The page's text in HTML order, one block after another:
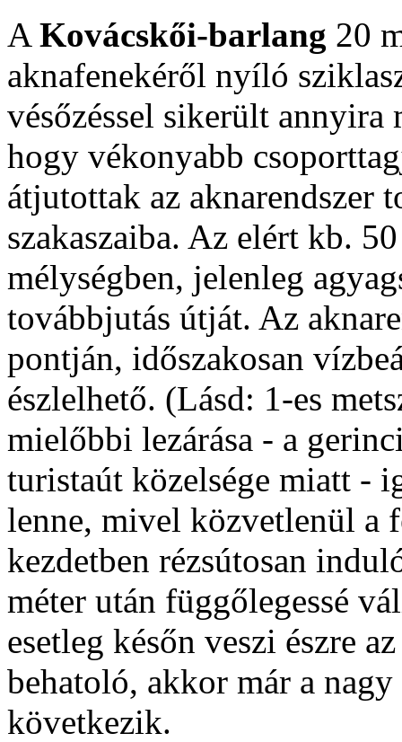
A Kovácskői-barlang 20
aknafenekéről nyíló
vésőzéssel sikerült annyira
hogy vékonyabb
átjutottak az aknarendszer
szakaszaiba. Az elért kb.
mélységben, jelenleg
továbbjutás útját. Az
pontján, időszakosan
észlelhető. (Lásd: 1-es
mielőbbi lezárása - a
turistaút közelsége miatt -
lenne, mivel közvetlenül a
kezdetben rézsútosan
méter után függőlegessé
esetleg későn veszi észre
behatoló, akkor már a nagy
következik.